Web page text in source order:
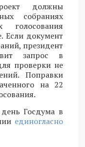
должны
собраниях
голосования
Если документ
президент
запрос в
проверки не
Поправки
на 22
Госдума в
единогласно